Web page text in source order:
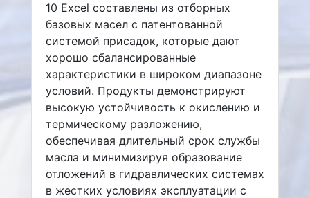
10 Excel составлены из отборных
базовых масел с патентованной
системой присадок, которые дают
хорошо сбалансированные
характеристики в широком диапазоне
условий. Продукты демонстрируют
высокую устойчивость к окислению и
термическому разложению,
обеспечивая длительный срок службы
масла и минимизируя образование
отложений в гидравлических системах
в жестких условиях эксплуатации с